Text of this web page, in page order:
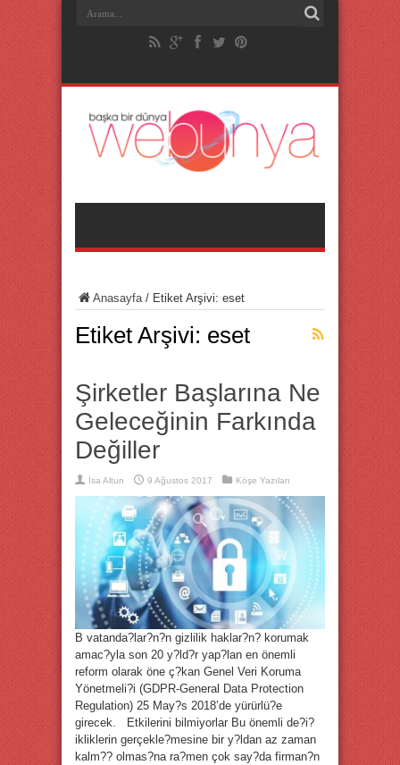
Anasayfa/ Etiket Arşivi: eset
Etiket Arşivi: eset
Şirketler Başlarına Ne
Geleceğinin Farkında
Değiller
İsa Altun 9 Ağustos 2017 Köşe Yazıları
B vatanda?lar?n?n gizlilik haklar?n? korumak
amac?yla son 20 y?ld?r yap?lan en önemli
reform olarak öne ç?kan Genel Veri Koruma
Yönetmeli?i (GDPR-General Data Protection
Regulation) 25 May?s 2018’de yürürlü?e
girecek. Etkilerini bilmiyorlar Bu önemli de?i?
ikliklerin gerçekle?mesine bir y?ldan az zaman
kalm?? olmas?na ra?men çok say?da firman?n